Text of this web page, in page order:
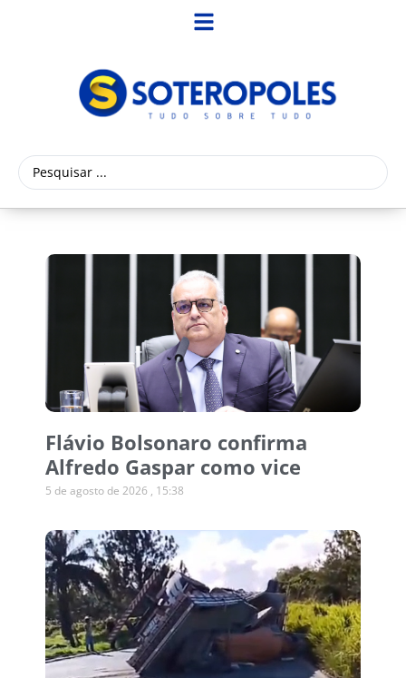
Flávio Bolsonaro confirma
Alfredo Gaspar como vice
5 de agosto de 2026 15:38